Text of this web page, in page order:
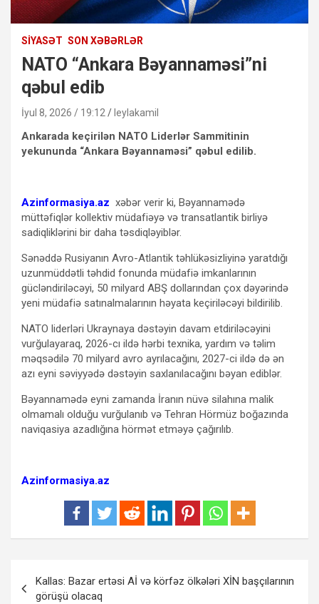
SIYASƏT SON XƏBƏRLƏR
NATO “Ankara Bəyannaməsi”ni
qəbul edib
İyul 8, 2026 / 19:12 leylakamil
Ankarada keçirilən NATO Liderlər Sammitinin
yekununda “Ankara Bəyannaməsi” qəbul edilib.
Azinformasiya.az xəbər verir ki, Bəyannamədə
müttəfiqlər kollektiv müdafiəyə və transatlantik birliyə
sadiqliklərini bir daha təsdiqləyiblər.
Sənəddə Rusiyanın Avro-Atlantik təhlükəsizliyinə yaratdığı
uzunmüddətli təhdid fonunda müdafiə imkanlarının
gücləndiriləcəyi, 50 milyard ABŞ dollarından çox dəyərində
yeni müdafiə satınalmalarının həyata keçiriləcəyi bildirilib.
NATO liderləri Ukraynaya dəstəyin davam etdiriləcəyini
vurğulayaraq, 2026-cı ildə hərbi texnika, yardım və təlim
məqsədilə 70 milyard avro ayrılacağını, 2027-ci ildə də ən
azı eyni səviyyədə dəstəyin saxlanılacağını bəyan ediblər.
Bəyannamədə eyni zamanda İranın nüvə silahına malik
olmamalı olduğu vurğulanıb və Tehran Hörmüz boğazında
naviqasiya azadlığına hörmət etməyə çağırılıb.
Azinformasiya.az
naviqasiyası
Kallas: Bazar ertəsi Aİ və körfəz ölkələri XİN başçılarının
görüşü olacaq